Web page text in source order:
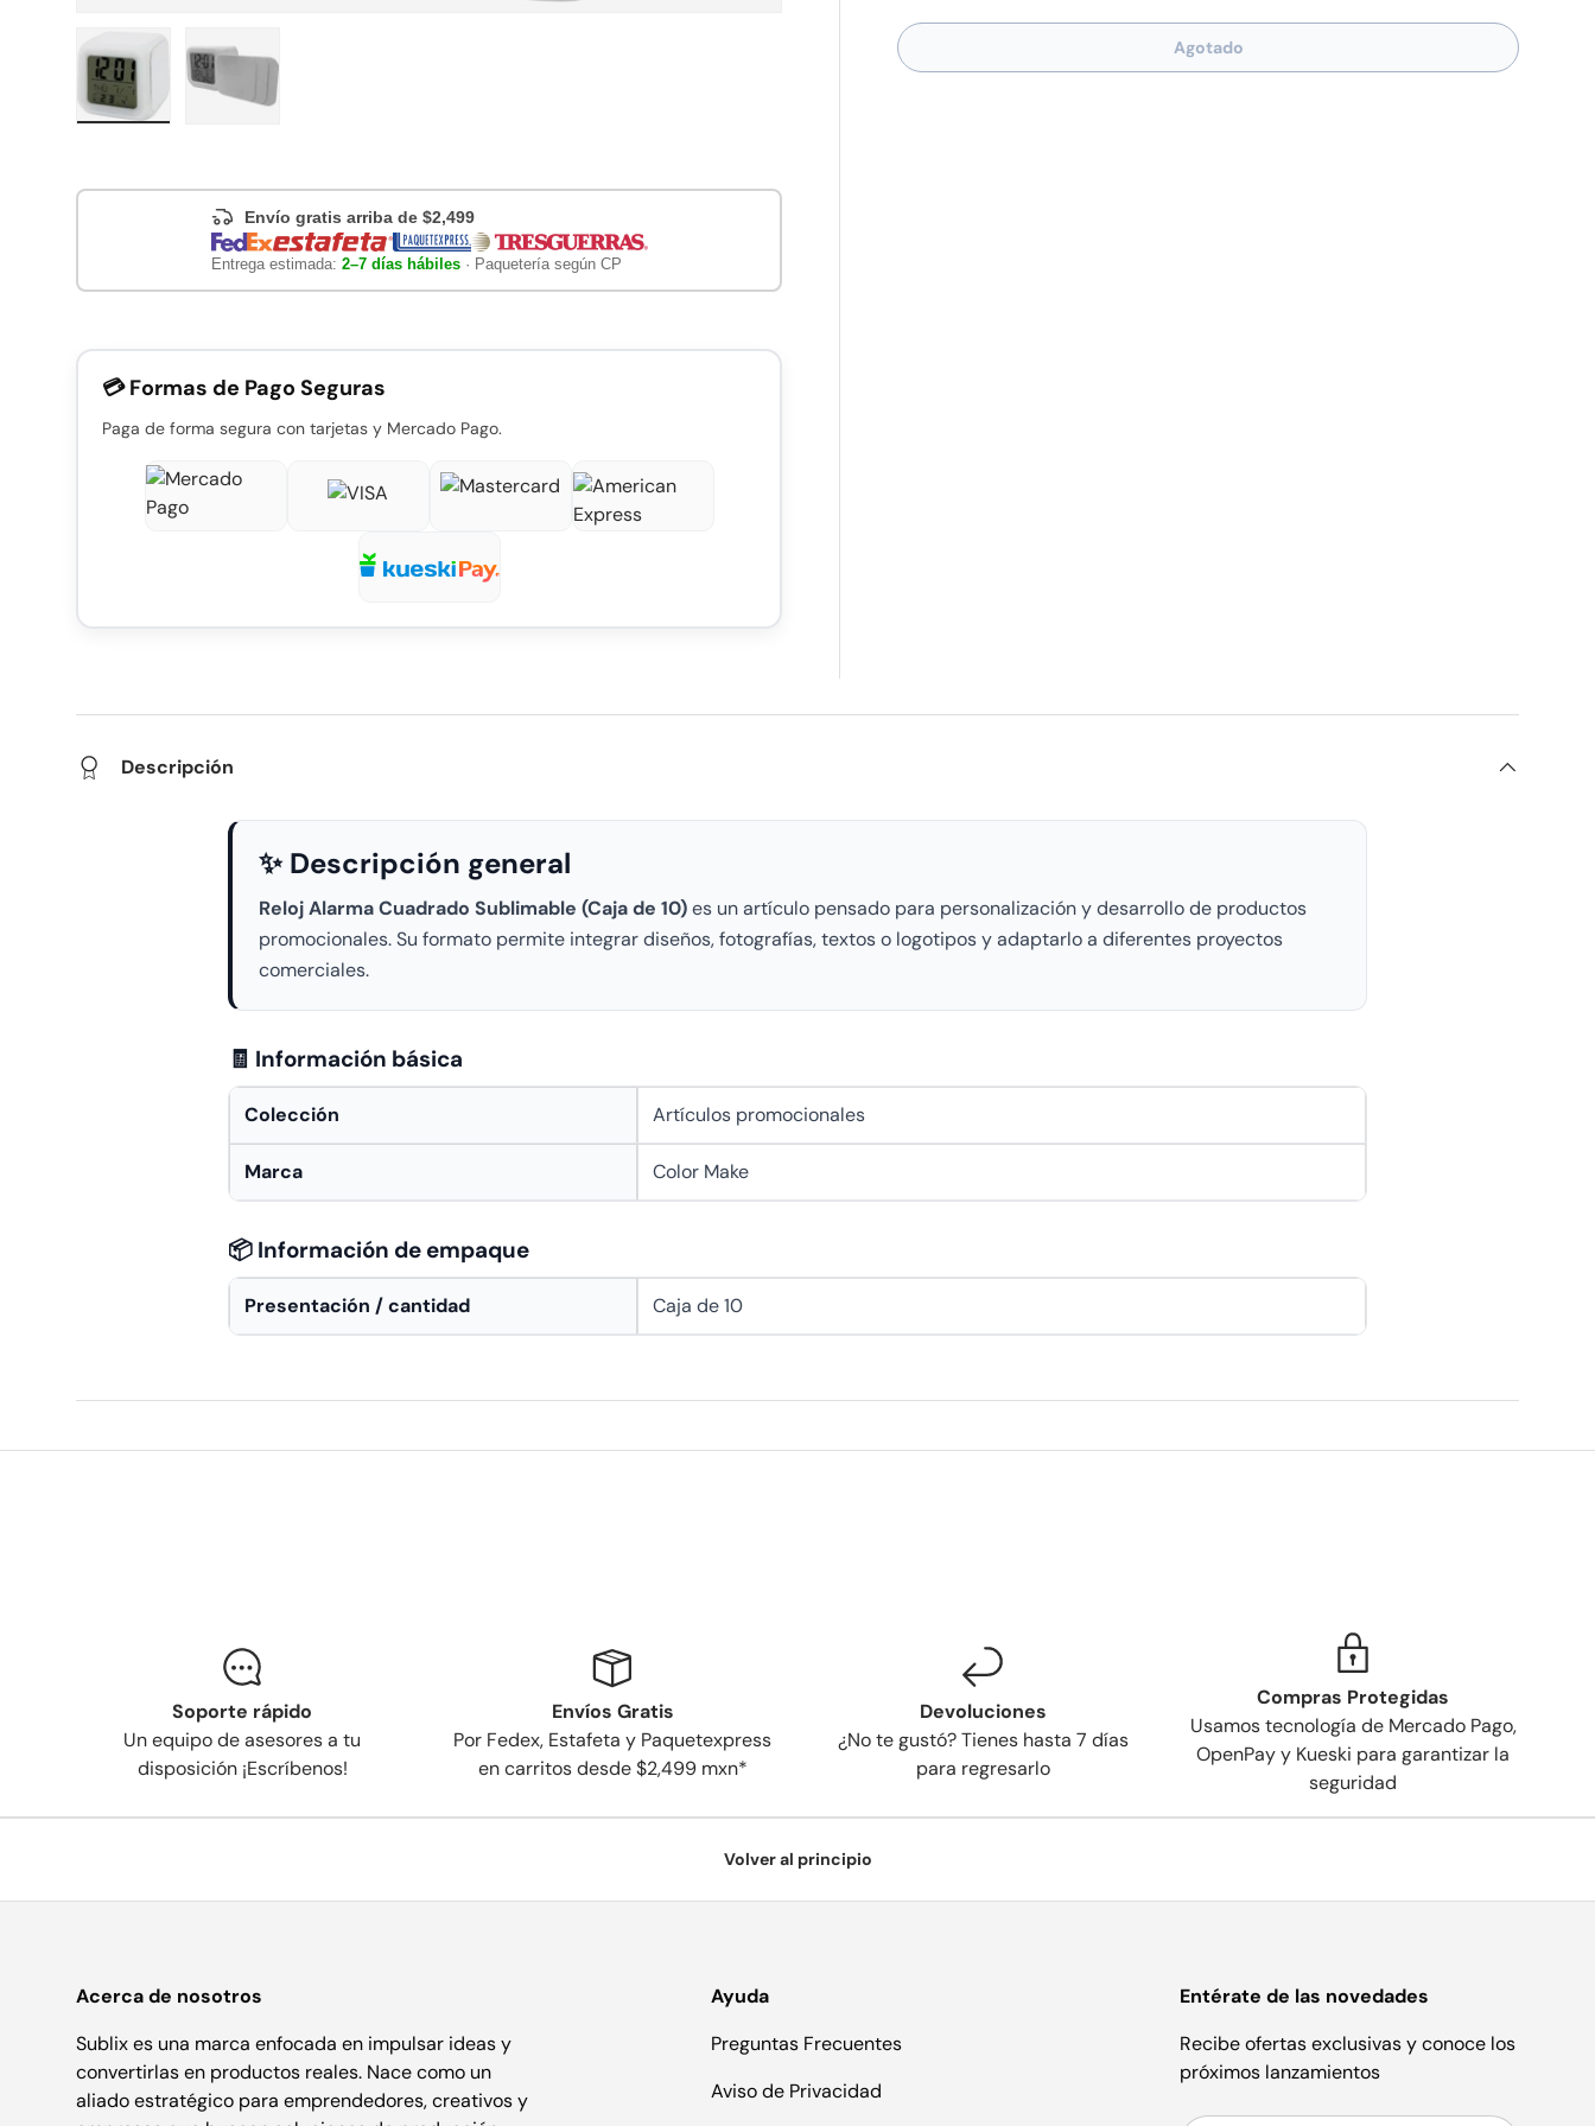
Agotado
Envío gratis arriba de $2,499
Entrega estimada: 2–7 días hábiles· Paquetería según CP
💳 Formas de Pago Seguras
Paga de forma segura con tarjetas y Mercado Pago.
Descripción
✨ Descripción general
Reloj Alarma Cuadrado Sublimable (Caja de 10)es un artículo pensado para personalización y desarrollo de productos
promocionales. Su formato permite integrar diseños, fotografías, textos o logotipos y adaptarlo a diferentes proyectos
comerciales.
🧾 Información básica
Colección Artículos promocionales
Marca Color Make
📦 Información de empaque
Presentación / cantidad Caja de 10
Soporte rápido
Un equipo de asesores a tu
disposición ¡Escríbenos!
Envíos Gratis
Por Fedex, Estafeta y Paquetexpress
en carritos desde $2,499 mxn*
Devoluciones
¿No te gustó? Tienes hasta 7 días
para regresarlo
Compras Protegidas
Usamos tecnología de Mercado Pago,
OpenPay y Kueski para garantizar la
seguridad
Volver al principio
Acerca de nosotros
Sublix es una marca enfocada en impulsar ideas y
convertirlas en productos reales. Nace como un
aliado estratégico para emprendedores, creativos y
Ayuda
Preguntas Frecuentes
Aviso de Privacidad
Entérate de las novedades
Recibe ofertas exclusivas y conoce los
próximos lanzamientos